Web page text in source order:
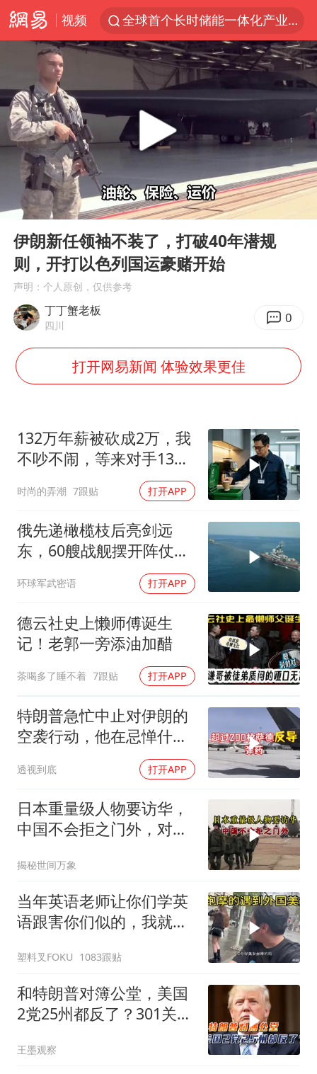
视频
全球首个长时储能一体化产业园量产
台风白海豚加强
中国女篮70-67险胜尼日利亚女篮
四川宜宾高县4.9级地震致1死
出口禁令驱动有色板块大涨
秋天的第一杯奶茶到底有多火
美股存储板块集体大跌
国乒男单横滨冠军赛全军覆没
38岁演员求职万岁山NPC成功
胡彦斌获《歌手2026》歌王
“今天得有40℃了吧 为啥还不预警”
夯实基础开新局
Play
00:00 04:18
伊朗新任领袖不装了，打破40年潜规
则，开打以色列国运豪赌开始
声明：个人原创，仅供参考
丁丁蟹老板
四川 0
打开网易新闻 体验效果更佳
132万年薪被砍成2万，我
不吵不闹，等来对手13倍
时尚的弄潮 7跟贴 打开APP
俄先递橄榄枝后亮剑远
东，60艘战舰摆开阵仗，
日本敢动北方四岛？
环球军武密语 打开APP
德云社史上懒师傅诞生
记！老郭一旁添油加醋
茶喝多了睡不着 7跟贴 打开APP
特朗普急忙中止对伊朗的
空袭行动，他在忌惮什
透视到底 打开APP
日本重量级人物要访华，
中国不会拒之门外，对日
揭秘世间万象
当年英语老师让你们学英
语跟害你们似的，我就是
塑料叉FOKU 1083跟贴
和特朗普对簿公堂，美国
2党25州都反了？301关税
王墨观察